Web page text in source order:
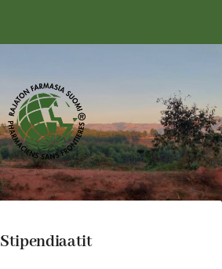
RAJATON SUOMI RY
Stipendiaatit